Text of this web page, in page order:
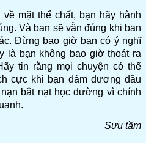
mặt thể chất, bạn hãy hành
Và bạn sẽ vẫn đúng khi bạn
Đừng bao giờ bạn có ý nghĩ
là bạn không bao giờ thoát ra
tin rằng mọi chuyện có thể
cực khi bạn dám đương đầu
bắt nạt học đường vì chính
Sưu tầm